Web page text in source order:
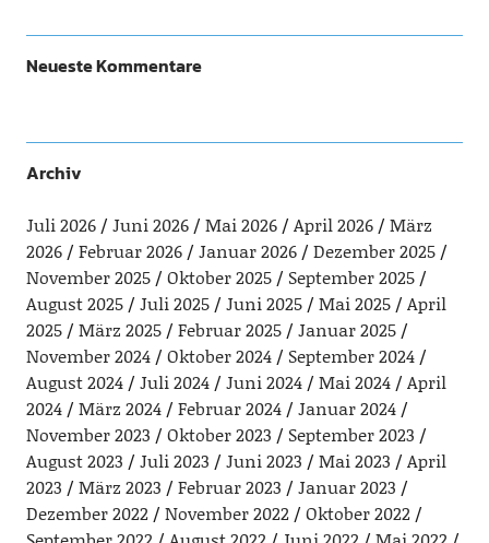
Neueste Kommentare
Archiv
Juli 2026 Juni 2026 Mai 2026 April 2026
März
2026
Februar 2026 Januar 2026
Dezember 2025
November 2025
Oktober 2025
September 2025
August 2025
Juli 2025 Juni 2025 Mai 2025
April
2025
März 2025 Februar 2025
Januar 2025
November 2024
Oktober 2024
September 2024
August 2024
Juli 2024 Juni 2024 Mai 2024
April
2024
März 2024 Februar 2024
Januar 2024
November 2023
Oktober 2023
September 2023
August 2023
Juli 2023 Juni 2023 Mai 2023
April
2023
März 2023 Februar 2023
Januar 2023
Dezember 2022
November 2022
Oktober 2022